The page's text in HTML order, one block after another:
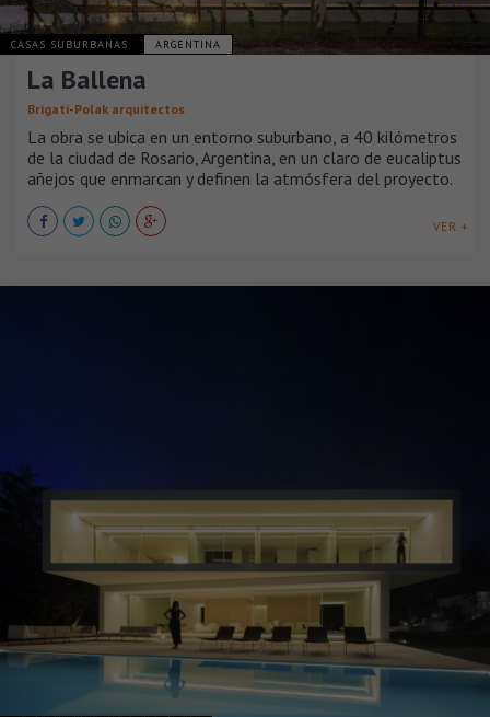
CASAS SUBURBANAS ARGENTINA
La Ballena
Brigati-Polak arquitectos
La obra se ubica en un entorno suburbano, a 40 kilómetros
de la ciudad de Rosario, Argentina, en un claro de eucaliptus
añejos que enmarcan y definen la atmósfera del proyecto.
VER +